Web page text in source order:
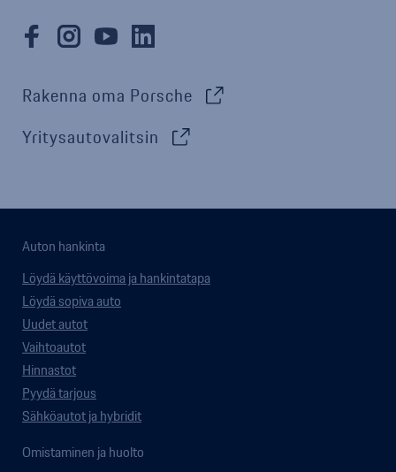
Rakenna oma Porsche
Yritysautovalitsin
Auton hankinta
Löydä käyttövoima ja hankintatapa
Löydä sopiva auto
Uudet autot
Vaihtoautot
Hinnastot
Pyydä tarjous
Sähköautot ja hybridit
Omistaminen ja huolto